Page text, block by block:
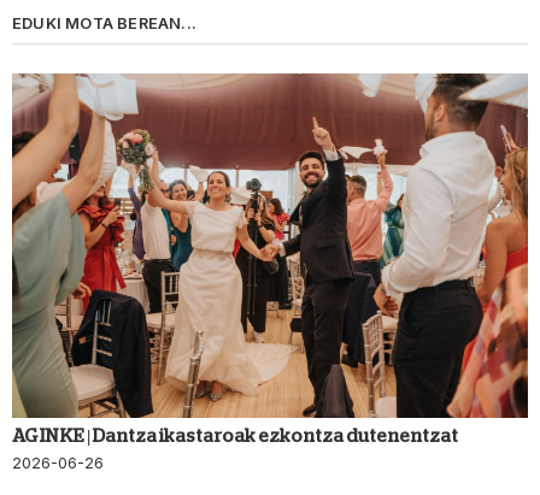
EDUKI MOTA BEREAN...
AGINKE | Dantza ikastaroak ezkontza dutenentzat
2026-06-26